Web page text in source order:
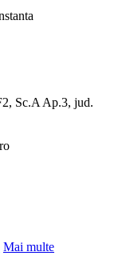
Sc.A Ap.3, jud.
Mai multe